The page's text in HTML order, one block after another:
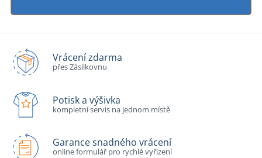
Vrácení zdarma
přes Zásilkovnu
Potisk a výšivka
kompletní servis na jednom místě
Garance snadného vrácení
online formulář pro rychlé vyřízení